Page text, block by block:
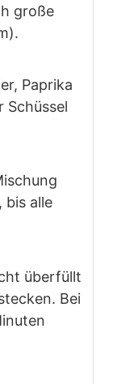
große
Paprika
Schüssel
bis alle
überfüllt
Bei